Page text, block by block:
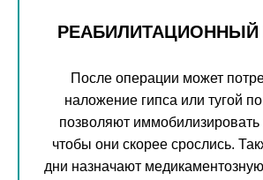
РЕАБИЛИТАЦИОННЫЙ
После операции может
наложение гипса или тугой
позволяют иммобилизировать
чтобы они скорее срослись.
дни назначают